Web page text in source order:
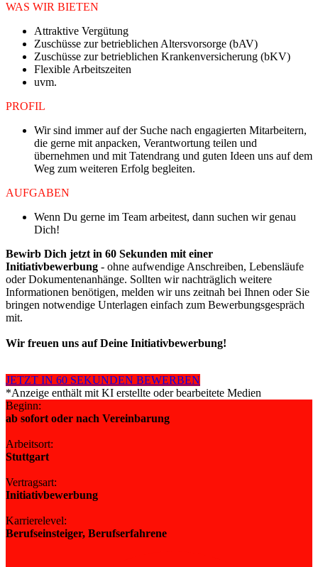
WAS WIR BIETEN
Attraktive Vergütung
Zuschüsse zur betrieblichen Altersvorsorge (bAV)
Zuschüsse zur betrieblichen Krankenversicherung (bKV)
Flexible Arbeitszeiten
uvm.
PROFIL
Wir sind immer auf der Suche nach engagierten Mitarbeitern,
die gerne mit anpacken, Verantwortung teilen und
übernehmen und mit Tatendrang und guten Ideen uns auf dem
Weg zum weiteren Erfolg begleiten.
AUFGABEN
Wenn Du gerne im Team arbeitest, dann suchen wir genau
Dich!
Bewirb Dich jetzt in 60 Sekunden mit einer
Initiativbewerbung - ohne aufwendige Anschreiben, Lebensläufe
oder Dokumentenanhänge. Sollten wir nachträglich weitere
Informationen benötigen, melden wir uns zeitnah bei Ihnen oder Sie
bringen notwendige Unterlagen einfach zum Bewerbungsgespräch
mit.
Wir freuen uns auf Deine Initiativbewerbung!
JETZT IN 60 SEKUNDEN BEWERBEN
*Anzeige enthält mit KI erstellte oder bearbeitete Medien
Beginn:
ab sofort oder nach Vereinbarung
Arbeitsort:
Stuttgart
Vertragsart:
Initiativbewerbung
Karrierelevel:
Berufseinsteiger, Berufserfahrene